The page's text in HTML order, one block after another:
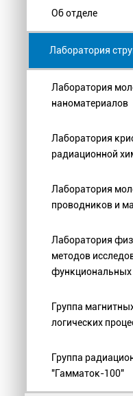
Об отделе
Лаборатория
Лаборатория
наноматериалов
Лаборатория
радиационной
Лаборатория
проводников и
Лаборатория
методов
функциональных
Группа
логических
Группа
"Гамматок-100"